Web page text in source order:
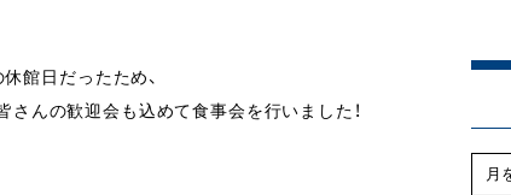
館日だったため、
んの歓迎会も込めて食事会を行いました！